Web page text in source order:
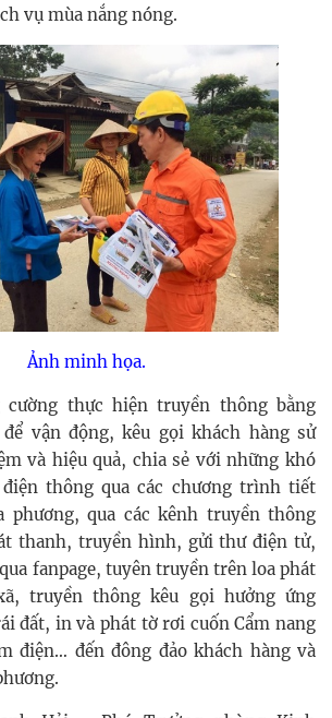
vụ mùa nắng nóng.
Ảnh minh họa.
cường thực hiện truyền thông bằng
vận động, kêu gọi khách hàng sử
và hiệu quả, chia sẻ với những khó
thông qua các chương trình tiết
phương, qua các kênh truyền thông
thanh, truyền hình, gửi thư điện tử,
fanpage, tuyên truyền trên loa phát
truyền thông kêu gọi hưởng ứng
đất, in và phát tờ rơi cuốn Cẩm nang
điện… đến đông đảo khách hàng và